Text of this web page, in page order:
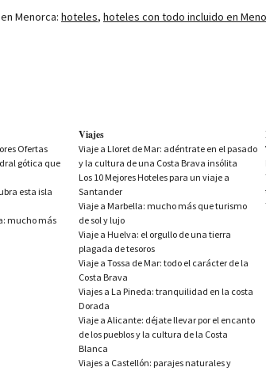
Menorca: hoteles, hoteles con todo incluido en
con encanto en Menorca
lujosos hoteles de 5 estrellas de Menorca
conspa
en Canyamel y alrededores
de 4 estrellas en Menorca
en Menorca
conspa
en Alcudia
con
en Porto Cristo
de 5 estrellas en Mallorca a precios exclusivos
familiares de Mallorca, en España
con toboganes en Mallorca
con encanto en Mallorca
Ofertas
gótica que
esta isla
mucho más
Viajes
Viaje a Lloret de Mar: adéntrate en el pasado
y la cultura de una Costa Brava insólita
Los 10 Mejores Hoteles para un viaje a
Santander
Viaje a Marbella: mucho más que turismo
de sol y lujo
Viaje a Huelva: el orgullo de una tierra
plagada de tesoros
Viaje a Tossa de Mar: todo el carácter de la
Costa Brava
Viajes a La Pineda: tranquilidad en la costa
Dorada
Viaje a Alicante: déjate llevar por el encanto
de los pueblos y la cultura de la Costa
Blanca
Viajes a Castellón: parajes naturales y